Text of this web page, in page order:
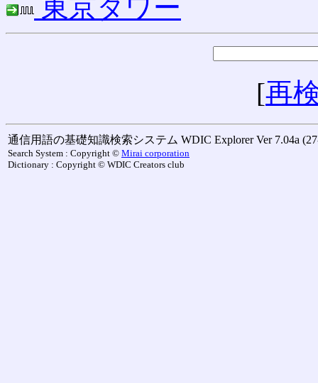
東京タワー
[再
通信用語の基礎知識検索システム WDIC Explorer Ver 7.04a
Search System : Copyright © Mirai corporation
Dictionary : Copyright © WDIC Creators club